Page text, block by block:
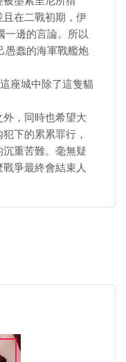
在二戰初期，伊
一邊的言論。所以
愚蠢的海軍戰艦炮
座城中除了這隻貓
，同時也希望大
下的累累罪行，
重苦難。毫無疑
爭最終會結束人